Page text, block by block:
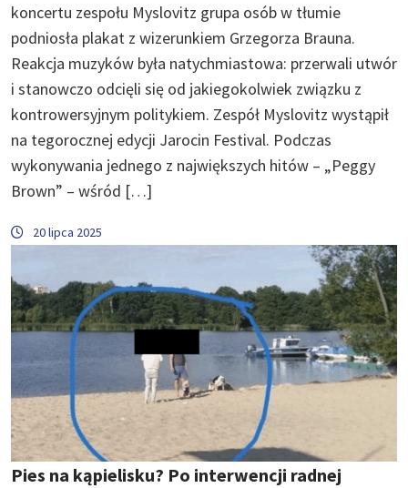
koncertu zespołu Myslovitz grupa osób w tłumie
podniosła plakat z wizerunkiem Grzegorza Brauna.
Reakcja muzyków była natychmiastowa: przerwali utwór
i stanowczo odcięli się od jakiegokolwiek związku z
kontrowersyjnym politykiem. Zespół Myslovitz wystąpił
na tegorocznej edycji Jarocin Festival. Podczas
wykonywania jednego z największych hitów – „Peggy
Brown” – wśród […]
20 lipca 2025
Pies na kąpielisku? Po interwencji radnej